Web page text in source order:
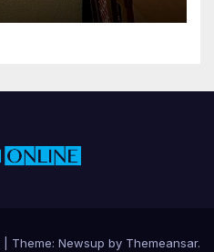
Theme: Newsup by Themeansar.